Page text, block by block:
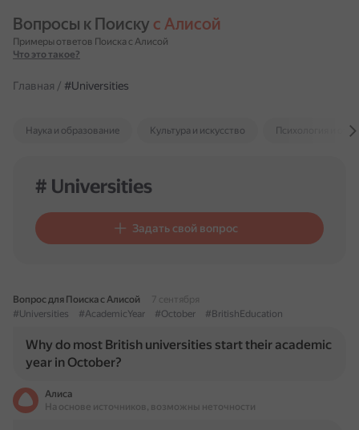
Вопросы к Поиску с Алисой
Примеры ответов Поиска с Алисой
Что это такое?
Главная / #Universities
Наука и образование Культура и искусство Психология и
# Universities
Задать свой вопрос
Вопрос для Поиска с Алисой
7 сентября
#Universities
#AcademicYear #October #BritishEducation
Why do most British universities start their academic
year in October?
Алиса
На основе источников, возможны неточности